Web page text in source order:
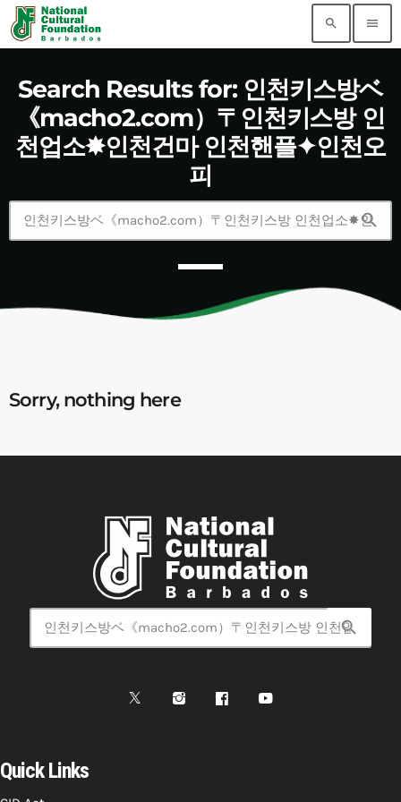
search menu
Search Results for: 인천키스방ベ
《macho2.com）〒인천키스방 인
천업소✸인천건마 인천핸플✦인천오
피
search
Sorry, nothing here
search
Quick Links